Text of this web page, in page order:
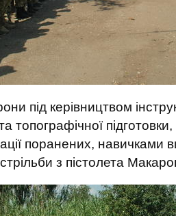
під керівництвом
топографічної
поранених,
стрільби з пістолета